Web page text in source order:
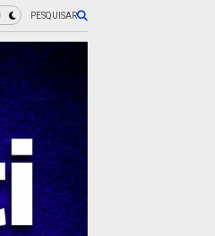
PESQUISAR